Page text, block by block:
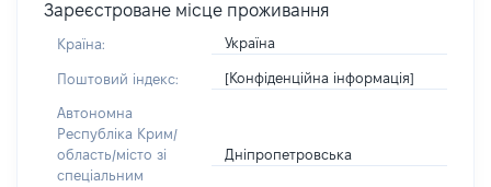
Зареєстроване місце проживання
Країна: Україна
Поштовий індекс: [Конфіденційна інформація]
Автономна
Республіка Крим/
область/місто зі
спеціальним
Дніпропетровська